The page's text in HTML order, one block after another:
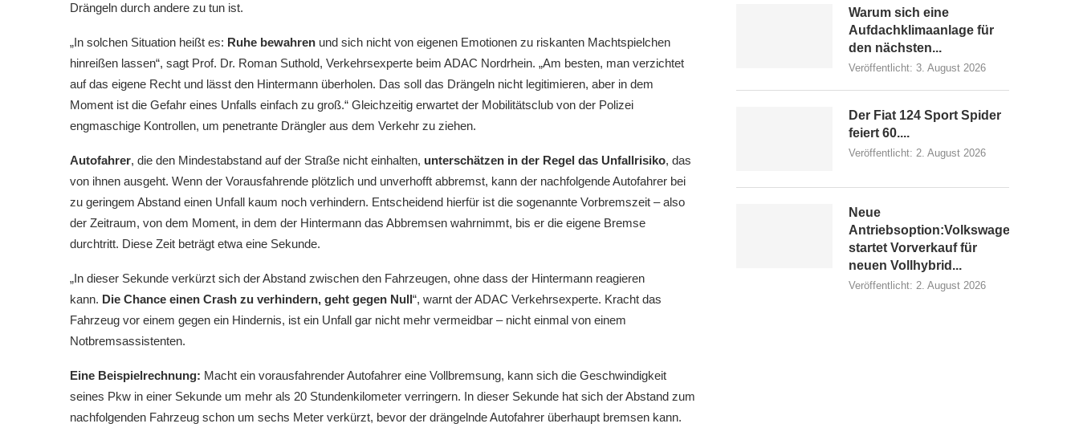
Drängeln durch andere zu tun ist.
„In solchen Situation heißt es: Ruhe bewahren und sich nicht von eigenen Emotionen zu riskanten Machtspielchen
hinreißen lassen“, sagt Prof. Dr. Roman Suthold, Verkehrsexperte beim ADAC Nordrhein. „Am besten, man verzichtet
auf das eigene Recht und lässt den Hintermann überholen. Das soll das Drängeln nicht legitimieren, aber in dem
Moment ist die Gefahr eines Unfalls einfach zu groß.“ Gleichzeitig erwartet der Mobilitätsclub von der Polizei
engmaschige Kontrollen, um penetrante Drängler aus dem Verkehr zu ziehen.
Autofahrer, die den Mindestabstand auf der Straße nicht einhalten, unterschätzen in der Regel das Unfallrisiko, das
von ihnen ausgeht. Wenn der Vorausfahrende plötzlich und unverhofft abbremst, kann der nachfolgende Autofahrer bei
zu geringem Abstand einen Unfall kaum noch verhindern. Entscheidend hierfür ist die sogenannte Vorbremszeit – also
der Zeitraum, von dem Moment, in dem der Hintermann das Abbremsen wahrnimmt, bis er die eigene Bremse
durchtritt. Diese Zeit beträgt etwa eine Sekunde.
„In dieser Sekunde verkürzt sich der Abstand zwischen den Fahrzeugen, ohne dass der Hintermann reagieren
kann. Die Chance einen Crash zu verhindern, geht gegen Null“, warnt der ADAC Verkehrsexperte. Kracht das
Fahrzeug vor einem gegen ein Hindernis, ist ein Unfall gar nicht mehr vermeidbar – nicht einmal von einem
Notbremsassistenten.
Eine Beispielrechnung: Macht ein vorausfahrender Autofahrer eine Vollbremsung, kann sich die Geschwindigkeit
seines Pkw in einer Sekunde um mehr als 20 Stundenkilometer verringern. In dieser Sekunde hat sich der Abstand zum
nachfolgenden Fahrzeug schon um sechs Meter verkürzt, bevor der drängelnde Autofahrer überhaupt bremsen kann.
Warum sich eine
Aufdachklimaanlage für
den nächsten...
Veröffentlicht: 3. August 2026
Der Fiat 124 Sport Spider
feiert 60....
Veröffentlicht: 2. August 2026
Neue
Antriebsoption:Volkswagen
startet Vorverkauf für
neuen Vollhybrid...
Veröffentlicht: 2. August 2026